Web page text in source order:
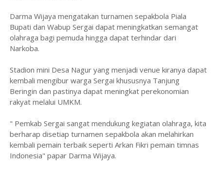
Darma Wijaya mengatakan turnamen sepakbola Piala
Bupati dan Wabup Sergai dapat meningkatkan semangat
olahraga bagi pemuda hingga dapat terhindar dari
Narkoba.
Stadion mini Desa Nagur yang menjadi venue kiranya dapat
kembali mengibur warga Sergai khususnya Tanjung
Beringin dan pastinya dapat meningkat perekonomian
rakyat melalui UMKM.
" Pemkab Sergai sangat mendukung kegiatan olahraga, kita
berharap disetiap turnamen sepakbola akan melahirkan
kembali pemain terbaik seperti Arkan Fikri pemain timnas
Indonesia" papar Darma Wijaya.